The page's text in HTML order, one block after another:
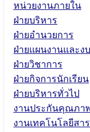
หน่วยงานภายใน
ฝ่ายบริหาร
ฝ่ายอำนวยการ
ฝ่ายแผนงานและ
ฝ่ายวิชาการ
ฝ่ายกิจการนักเรียน
ฝ่ายบริหารทั่วไป
งานประกันคุณภา
งานเทคโนโลยีสา